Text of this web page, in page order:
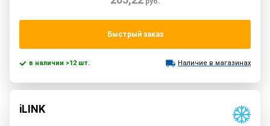
Быстрый заказ
в наличии >12 шт. Наличие в магазинах
iLINK